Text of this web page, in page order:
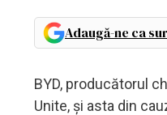
Adaugă-ne ca
BYD, producătorul
Unite, și asta din